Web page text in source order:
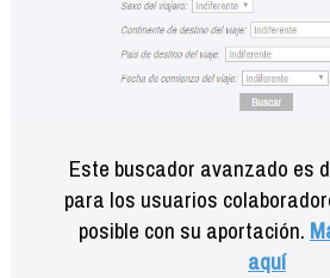
Este buscador avanzado es
para los usuarios
posible con su aportación.
aquí